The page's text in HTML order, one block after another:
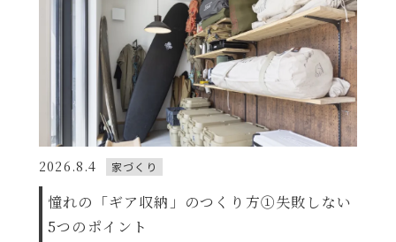
2026.8.4 家づくり
憧れの「ギア収納」のつくり方①失敗しない
5つのポイント